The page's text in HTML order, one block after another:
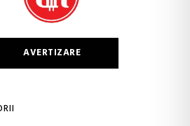
AVERTIZARE